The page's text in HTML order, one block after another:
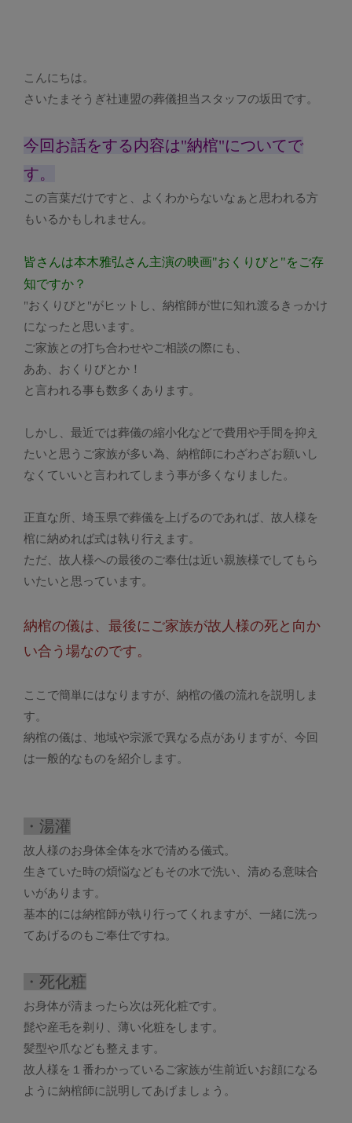
こんにちは。
さいたまそうぎ社連盟の葬儀担当スタッフの坂田です。
今回お話をする内容は"納棺"についてで
す。
この言葉だけですと、よくわからないなぁと思われる方
もいるかもしれません。
皆さんは本木雅弘さん主演の映画"おくりびと"をご存
知ですか？
"おくりびと"がヒットし、納棺師が世に知れ渡るきっかけ
になったと思います。
ご家族との打ち合わせやご相談の際にも、
ああ、おくりびとか！
と言われる事も数多くあります。
しかし、最近では葬儀の縮小化などで費用や手間を抑え
たいと思うご家族が多い為、納棺師にわざわざお願いし
なくていいと言われてしまう事が多くなりました。
正直な所、埼玉県で葬儀を上げるのであれば、故人様を
棺に納めれば式は執り行えます。
ただ、故人様への最後のご奉仕は近い親族様でしてもら
いたいと思っています。
納棺の儀は、最後にご家族が故人様の死と向か
い合う場なのです。
ここで簡単にはなりますが、納棺の儀の流れを説明しま
す。
納棺の儀は、地域や宗派で異なる点がありますが、今回
は一般的なものを紹介します。
・湯灌
故人様のお身体全体を水で清める儀式。
生きていた時の煩悩などもその水で洗い、清める意味合
いがあります。
基本的には納棺師が執り行ってくれますが、一緒に洗っ
てあげるのもご奉仕ですね。
・死化粧
お身体が清まったら次は死化粧です。
髭や産毛を剃り、薄い化粧をします。
髪型や爪なども整えます。
故人様を１番わかっているご家族が生前近いお顔になる
ように納棺師に説明してあげましょう。